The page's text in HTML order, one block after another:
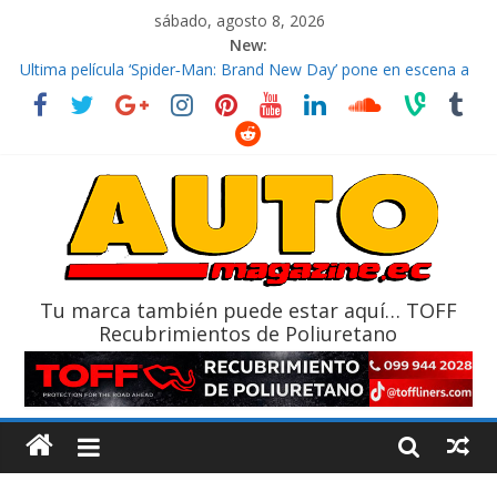
sábado, agosto 8, 2026
New:
El costo de tener un vehículo gana protagonismo a la hora de
decidir
Ultima película ‘Spider‑Man: Brand New Day’ pone en escena a
La Vuelta al Ecuador 2026, edición 47ª, recorre 7 provincias en 8
La FEDAK recibe 12 Sinotruk Bolden para cubrir las rutas de La
Tu marca también puede estar aquí… TOFF
Recubrimientos de Poliuretano